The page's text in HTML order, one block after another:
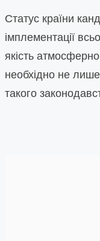
Статус країни
імплементації
якість
необхідно не
такого